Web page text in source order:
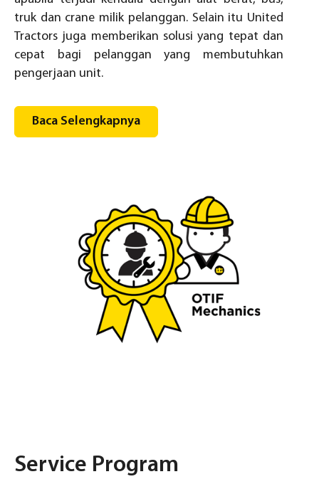
truk dan crane milik pelanggan. Selain itu United
Tractors juga memberikan solusi yang tepat dan
cepat bagi pelanggan yang membutuhkan
pengerjaan unit.
Baca Selengkapnya
Service Program